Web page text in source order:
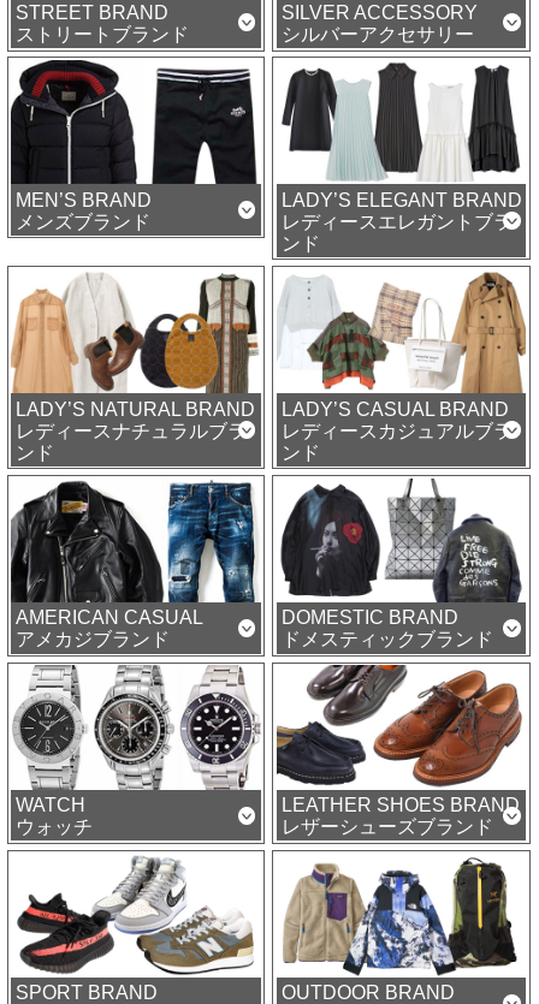
STREET BRAND
ストリートブランド
SILVER ACCESSORY
シルバーアクセサリー
MEN’S BRAND
メンズブランド
LADY’S ELEGANT BRAND
レディースエレガントブラ
ンド
LADY’S NATURAL BRAND
レディースナチュラルブラ
ンド
LADY’S CASUAL BRAND
レディースカジュアルブラ
ンド
AMERICAN CASUAL
アメカジブランド
DOMESTIC BRAND
ドメスティックブランド
WATCH
ウォッチ
LEATHER SHOES BRAND
レザーシューズブランド
SPORT BRAND OUTDOOR BRAND